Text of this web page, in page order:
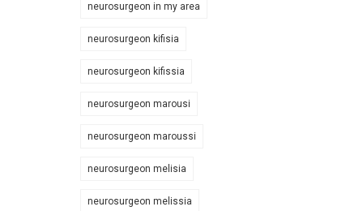
neurosurgeon in my area
neurosurgeon kifisia
neurosurgeon kifissia
neurosurgeon marousi
neurosurgeon maroussi
neurosurgeon melisia
neurosurgeon melissia